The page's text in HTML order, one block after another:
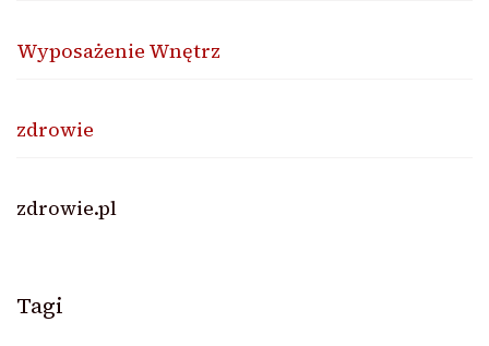
Wyposażenie Wnętrz
zdrowie
zdrowie.pl
Tagi